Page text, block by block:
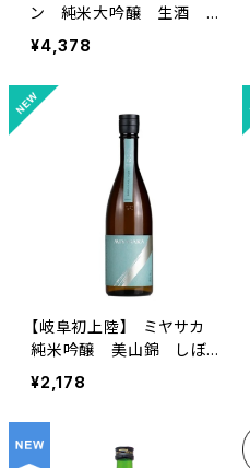
ン 純米大吟醸 生酒 1.
8L
¥4,378
【岐阜初上陸】 ミヤサカ
純米吟醸 美山錦 しぼり
たて生原酒 720ml
¥2,178